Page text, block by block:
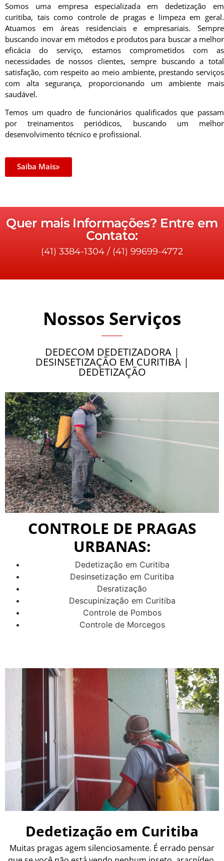
Somos uma empresa especializada em dedetização em
curitiba, tais como controle de pragas e limpeza em geral.
Atuamos em áreas residenciais e empresariais. Sempre
buscando inovar em métodos e produtos para buscar a melhor
eficácia do serviço, estamos comprometidos com as
necessidades de nossos clientes, sempre buscando a total
satisfação, com respeito ao meio ambiente, prestando serviços
com alta segurança, proporcionando um ambiente mais
saudável.
Temos um quadro de funcionários qualificados que passam
por treinamentos periódicos, buscando um melhor
desenvolvimento técnico e profissional.
Saiba Mais
Quer mais Informações? Entre em
Contato:
(41) 3384-1304 / (41) 99699-4772
Nossos Serviços
DEDECOM DEDETIZADORA |
DESINSETIZAÇÃO EM CURITIBA |
DEDETIZAÇÃO
CONTROLE DE PRAGAS
URBANAS:
Dedetização em Curitiba
Desinsetização em Curitiba
Desratização
Descupinização em Curitiba
Controle de Pombos
Controle de Morcegos
Dedetização em Curitiba
Muitas pragas agem silenciosamente. É errado pensar